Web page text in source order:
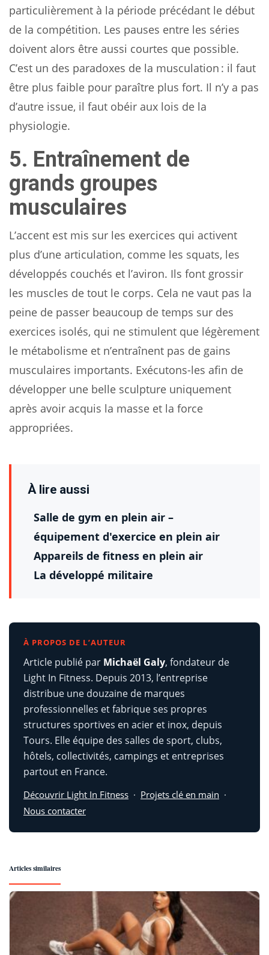
particulièrement à la période précédant le début
de la compétition. Les pauses entre les séries
doivent alors être aussi courtes que possible.
C’est un des paradoxes de la musculation : il faut
être plus faible pour paraître plus fort. Il n’y a pas
d’autre issue, il faut obéir aux lois de la
physiologie.
5. Entraînement de
grands groupes
musculaires
L’accent est mis sur les exercices qui activent
plus d’une articulation, comme les squats, les
développés couchés et l’aviron. Ils font grossir
les muscles de tout le corps. Cela ne vaut pas la
peine de passer beaucoup de temps sur des
exercices isolés, qui ne stimulent que légèrement
le métabolisme et n’entraînent pas de gains
musculaires importants. Exécutons-les afin de
développer une belle sculpture uniquement
après avoir acquis la masse et la force
appropriées.
À lire aussi
Salle de gym en plein air –
équipement d'exercice en plein air
Appareils de fitness en plein air
La développé militaire
À PROPOS DE L’AUTEUR
Article publié par Michaël Galy, fondateur de
Light In Fitness. Depuis 2013, l’entreprise
distribue une douzaine de marques
professionnelles et fabrique ses propres
structures sportives en acier et inox, depuis
Tours. Elle équipe des salles de sport, clubs,
hôtels, collectivités, campings et entreprises
partout en France.
Découvrir Light In Fitness · Projets clé en main ·
Nous contacter
Articles similaires